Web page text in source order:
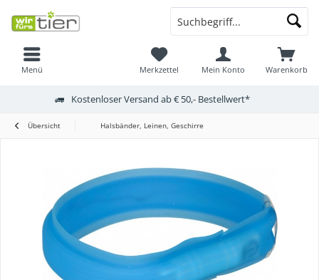
Menü Warenkorb
Merkzettel Mein Konto
Kostenloser Versand ab € 50,- Bestellwert*
Übersicht Halsbänder, Leinen, Geschirre